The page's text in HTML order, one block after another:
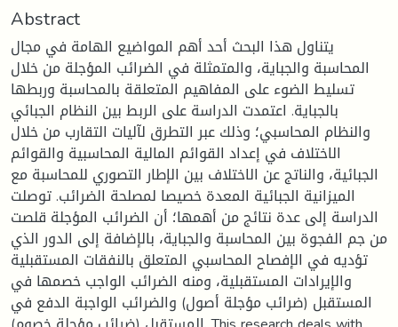
Abstract
يتناول هذا البحث أحد أهم المواضيع الهامة في مجال
المحاسبة والجباية، والمتمثلة في الضرائب المؤجلة من خلال
تسليط الضوء على المفاهيم المتعلقة بالمحاسبة وربطها
بالجباية. اعتمدت الدراسة على الربط بين النظام الجبائي
والنظام المحاسبي؛ وذلك عبر التطرق لآليات التقارب من خلال
الاختلاف في إعداد القوائم المالية المحاسبية والقوائم
الجبائية، والناتج عن الاختلاف بين الإطار التصوري للمحاسبة مع
الميزانية الجبائية المعدة خصيصا لمصلحة الضرائب. توصلت
الدراسة إلى عدة نتائج من أهمها؛ أن الضرائب المؤجلة قلصت
من جم الفجوة بين المحاسبة والجباية، بالإضافة إلى الدور الذي
تؤديه في الإفصاح المحاسبي المتعلق بالنفقات المستقبلية
والإيرادات المستقبلية، ومنه الضرائب الواجب خصمها في
المستقبل (ضرائب مؤجلة أصول) والضرائب الواجبة الدفع في